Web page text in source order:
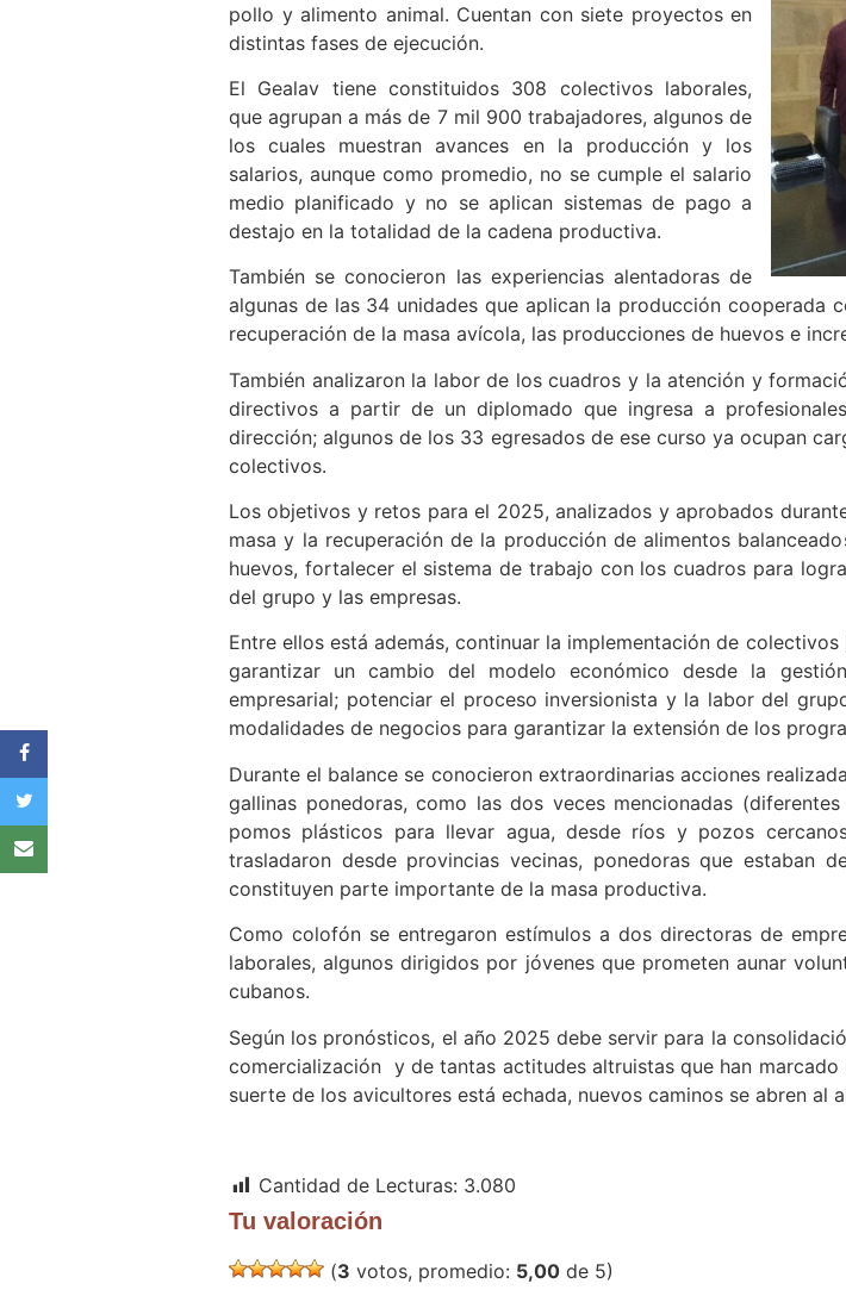
pollo y alimento animal. Cuentan con siete proyectos en
distintas fases de ejecución.
El Gealav tiene constituidos 308 colectivos laborales,
que agrupan a más de 7 mil 900 trabajadores, algunos de
los cuales muestran avances en la producción y los
salarios, aunque como promedio, no se cumple el salario
medio planificado y no se aplican sistemas de pago a
destajo en la totalidad de la cadena productiva.
También se conocieron las experiencias alentadoras de
algunas de las 34 unidades que aplican la producción cooperada
recuperación de la masa avícola, las producciones de huevos e
También analizaron la labor de los cuadros y la atención y
directivos a partir de un diplomado que ingresa a
dirección; algunos de los 33 egresados de ese curso ya ocupan
colectivos.
Los objetivos y retos para el 2025, analizados y aprobados
masa y la recuperación de la producción de alimentos
huevos, fortalecer el sistema de trabajo con los cuadros para
del grupo y las empresas.
Entre ellos está además, continuar la implementación de
garantizar un cambio del modelo económico desde la
empresarial; potenciar el proceso inversionista y la labor del
modalidades de negocios para garantizar la extensión de los
Durante el balance se conocieron extraordinarias acciones
gallinas ponedoras, como las dos veces mencionadas
pomos plásticos para llevar agua, desde ríos y pozos
trasladaron desde provincias vecinas, ponedoras que estaban
constituyen parte importante de la masa productiva.
Como colofón se entregaron estímulos a dos directoras de
laborales, algunos dirigidos por jóvenes que prometen aunar
cubanos.
Según los pronósticos, el año 2025 debe servir para la
comercialización y de tantas actitudes altruistas que han
suerte de los avicultores está echada, nuevos caminos se abren al
Cantidad de Lecturas: 3.080
Tu valoración
(3 votos, promedio: 5,00 de 5)